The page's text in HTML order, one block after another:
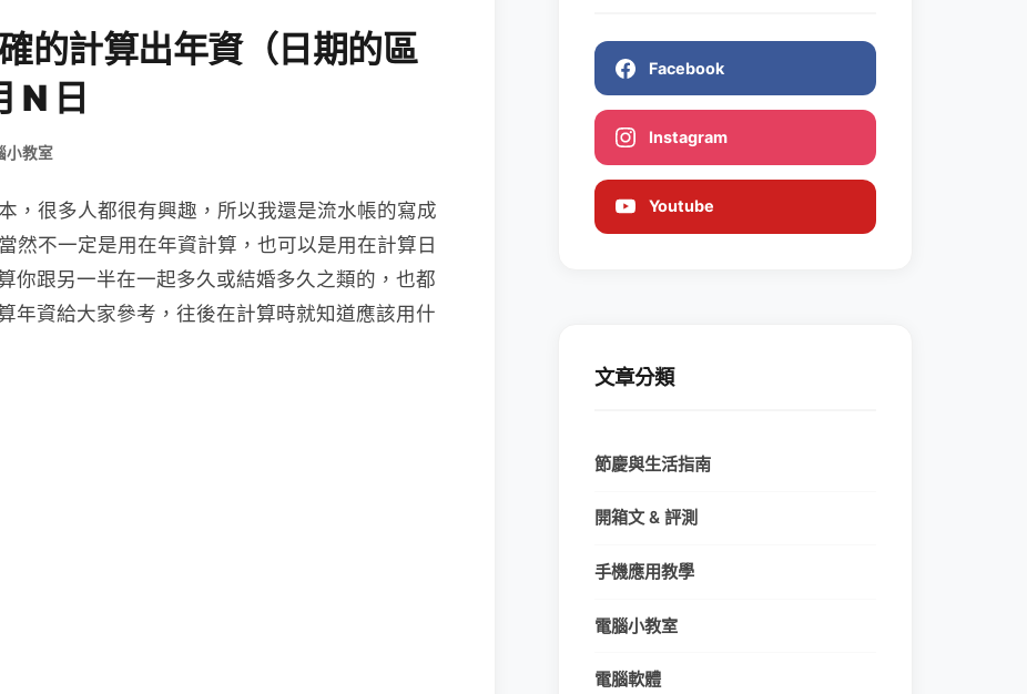
的計算出年資（日期的區
N 日
小教室
，很多人都很有興趣，所以我還是流水帳的寫成
然不一定是用在年資計算，也可以是用在計算日
你跟另一半在一起多久或結婚多久之類的，也都
年資給大家參考，往後在計算時就知道應該用什
Facebook
Instagram
Youtube
文章分類
節慶與生活指南
開箱文 & 評測
手機應用教學
電腦小教室
電腦軟體